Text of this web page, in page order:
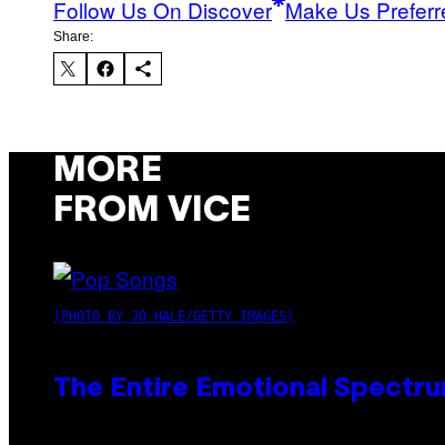
Follow Us On Discover Make Us
Share:
MORE
FROM VICE
(PHOTO BY JO HALE/GETTY IMAGES)
The Entire Emotional